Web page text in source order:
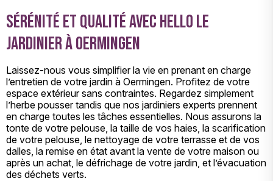
Sérénité et qualité avec Hello le
Jardinier à Oermingen
Laissez-nous vous simplifier la vie en prenant en charge
l’entretien de votre jardin à Oermingen. Profitez de votre
espace extérieur sans contraintes. Regardez simplement
l’herbe pousser tandis que nos jardiniers experts prennent
en charge toutes les tâches essentielles. Nous assurons la
tonte de votre pelouse, la taille de vos haies, la scarification
de votre pelouse, le nettoyage de votre terrasse et de vos
dalles, la remise en état avant la vente de votre maison ou
après un achat, le défrichage de votre jardin, et l’évacuation
des déchets verts.